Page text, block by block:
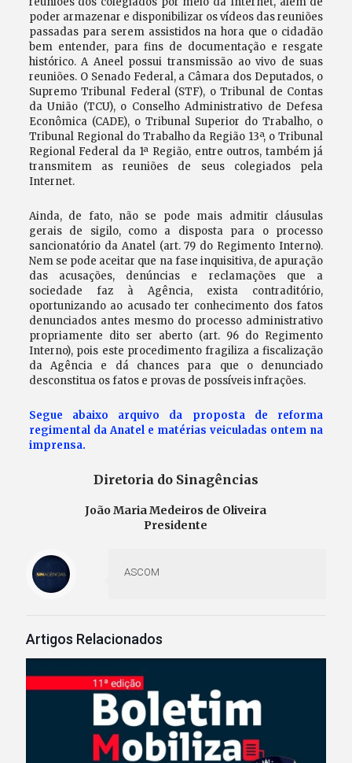
poder armazenar e disponibilizar os vídeos das reuniões
passadas para serem assistidos na hora que o cidadão
bem entender, para fins de documentação e resgate
histórico. A Aneel possui transmissão ao vivo de suas
reuniões. O Senado Federal, a Câmara dos Deputados, o
Supremo Tribunal Federal (STF), o Tribunal de Contas
da União (TCU), o Conselho Administrativo de Defesa
Econômica (CADE), o Tribunal Superior do Trabalho, o
Tribunal Regional do Trabalho da Região 13ª, o Tribunal
Regional Federal da 1ª Região, entre outros, também já
transmitem as reuniões de seus colegiados pela
Internet.
Ainda, de fato, não se pode mais admitir cláusulas
gerais de sigilo, como a disposta para o processo
sancionatório da Anatel (art. 79 do Regimento Interno).
Nem se pode aceitar que na fase inquisitiva, de apuração
das acusações, denúncias e reclamações que a
sociedade faz à Agência, exista contraditório,
oportunizando ao acusado ter conhecimento dos fatos
denunciados antes mesmo do processo administrativo
propriamente dito ser aberto (art. 96 do Regimento
Interno), pois este procedimento fragiliza a fiscalização
da Agência e dá chances para que o denunciado
desconstitua os fatos e provas de possíveis infrações.
Segue abaixo arquivo da proposta de reforma
regimental da Anatel e matérias veiculadas ontem na
imprensa.
Diretoria do Sinagências
João Maria Medeiros de Oliveira
Presidente
ASCOM
Artigos Relacionados